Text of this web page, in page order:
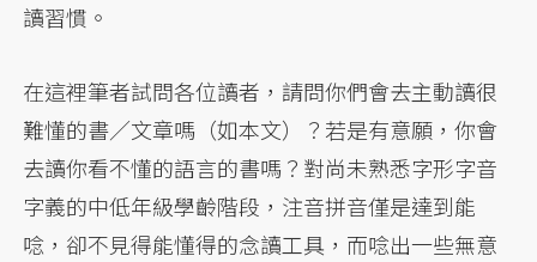
讀習慣。
在這裡筆者試問各位讀者，請問你們會去主動讀很
難懂的書／文章嗎（如本文）？若是有意願，你會
去讀你看不懂的語言的書嗎？對尚未熟悉字形字音
字義的中低年級學齡階段，注音拼音僅是達到能
唸，卻不見得能懂得的念讀工具，而唸出一些無意